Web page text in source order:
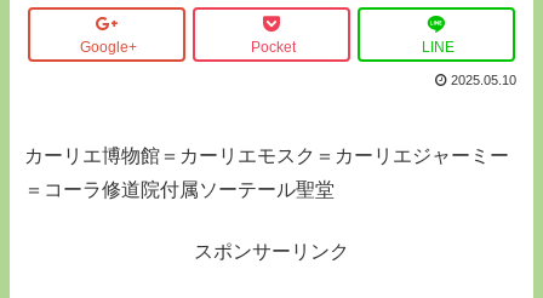
Google+ Pocket LINE
2025.05.10
カーリエ博物館＝カーリエモスク＝カーリエジャーミー
＝コーラ修道院付属ソーテール聖堂
スポンサーリンク